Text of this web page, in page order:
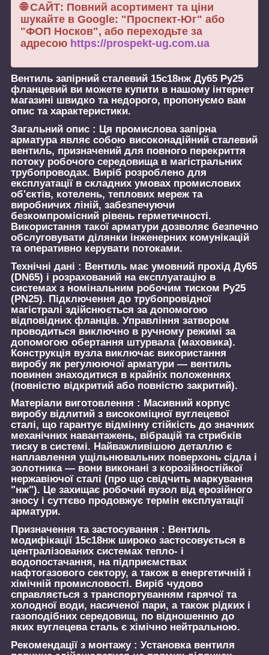
🌐 САЙТ: Повний асортимент та ціни
шукайте в Google: "Проспект-Юг" або
"ФОП Носков", або переходьте за
адресою https://prospekt-ug.com.ua
Вентиль запірний сталевий 15с18нж Ду65 Ру25
фланцевий ви можете купити в нашому інтернет
магазині швидко та недорого, пропонуємо вам
опис та характеристики.
Загальний опис : Ця промислова запірна
арматура являє собою високонадійний сталевий
вентиль, призначений для повного перекриття
потоку робочого середовища в магістральних
трубопроводах. Виріб розроблено для
експлуатації в складних умовах промислових
об'єктів, котелень, теплових мереж та
виробничих ліній, забезпечуючи
безкомпромісний рівень герметичності.
Використання такої арматури дозволяє безпечно
обслуговувати ділянки інженерних комунікацій
та оперативно керувати потоками.
Технічні дані : Вентиль має умовний прохід Ду65
(DN65) і розрахований на експлуатацію в
системах з номінальним робочим тиском Ру25
(PN25). Підключення до трубопровідної
магістралі здійснюється за допомогою
відповідних фланців. Управління затвором
проводиться виключно в ручному режимі за
допомогою обертання штурвала (маховика).
Конструкція вузла виключає використання
виробу як регулюючої арматури — вентиль
повинен знаходитися в крайніх положеннях
(повністю відкритий або повністю закритий).
Матеріали виготовлення : Масивний корпус
виробу відлитий з високоміцної вуглецевої
сталі, що гарантує відмінну стійкість до значних
механічних навантажень, вібрацій та стрибків
тиску в системі. Найважливішою деталлю є
наплавлення ущільнювальних поверхонь сідла і
золотника — вони виконані з корозійностійкої
нержавіючої сталі (про що свідчить маркування
"нж"). Це захищає робочий вузол від ерозійного
зносу і суттєво продовжує термін експлуатації
арматури.
Призначення та застосування : Вентиль
модифікації 15с18нж широко застосовується в
централізованих системах тепло- і
водопостачання, на підприємствах
нафтогазового сектору, а також в енергетичній і
хімічній промисловості. Виріб чудово
справляється з транспортуванням гарячої та
холодної води, насиченої пари, а також рідких і
газоподібних середовищ, по відношенню до
яких вуглецева сталь є хімічно нейтральною.
Рекомендації з монтажу : Установка вентиля